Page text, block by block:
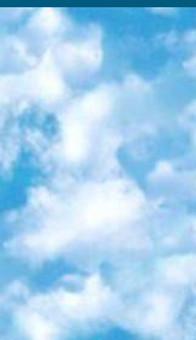
самые интересные тексты из англоязычных СМИ и переводит те из них, за которые голосуют участники сообщества «ВКонтакте». По большей части это научно-популярные статьи. Редакторы придумывают лишь заголовки, в остальном содержание переводов соответствует оригиналам. Полные тексты можно читать прямо в социальной сети. 8. InternetUrok Онлайн-база материалов по основным дисциплинам школьной программы. Информация на сайте структурирована по классам, предметам и темам (урокам). Каждый урок состоит из видеолекций и конспектов. Есть также интерактивные тренажёры и тесты для закрепления пройденного материала. Даже если вы давно окончили школу, возможность повторить программу старших классов всегда может пригодиться. 9. Edutainme Ещё один ресурс об образовании. В отличие от Newtonew, как мне кажется, Edutainme больше ориентируется на представителей индустрии: педагогов, предпринимателей, разработчиков образовательных проектов. Но и любой, кто просто стремится к саморазвитию, найдёт на сайте много полезного и интересного для себя. Например, информацию о новых курсах и образовательных сервисах. 10. Newtonew Онлайн-медиа об образовании и обучении в широком смысле. Авторы Newtonew пишут об инструментах, заведениях, тактиках и стратегиях, которые помогают учить других и получать новые знания самостоятельно. На этой площадке вы найдёте новости, обзоры, аналитические мат